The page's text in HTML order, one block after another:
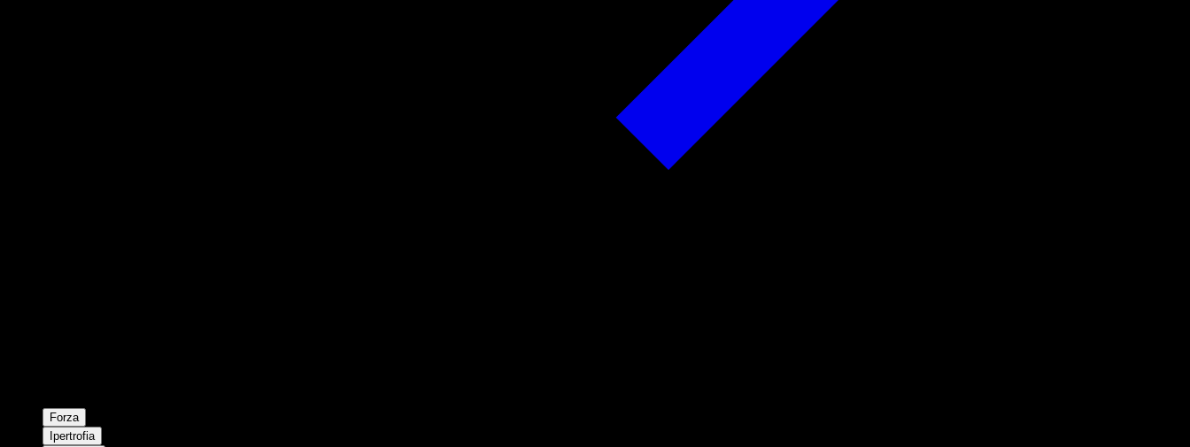
Forza
Ipertrofia